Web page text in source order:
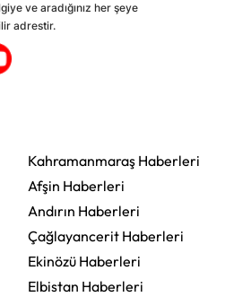
ve aradığınız her şeye
adrestir.
Kahramanmaraş Haberleri
Afşin Haberleri
Andırın Haberleri
Çağlayancerit Haberleri
Ekinözü Haberleri
Elbistan Haberleri